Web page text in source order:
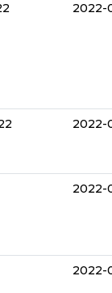
2022-
2022-
2022-
2022-